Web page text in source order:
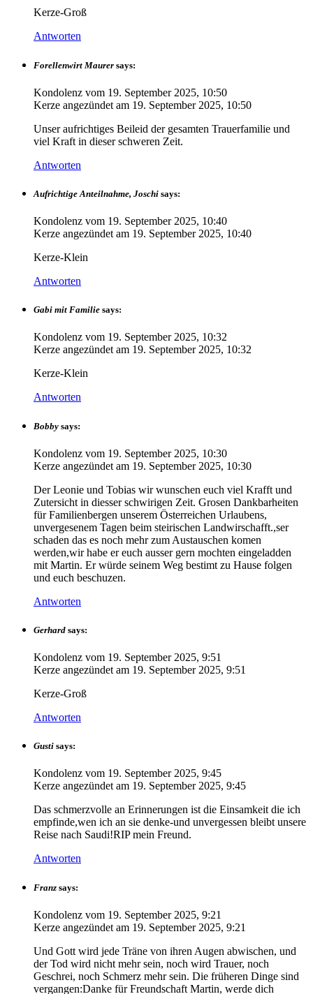
Kerze-Groß
Antworten
Forellenwirt Maurer says:
Kondolenz vom 19. September 2025, 10:50
Kerze angezündet am 19. September 2025, 10:50
Unser aufrichtiges Beileid der gesamten Trauerfamilie und
viel Kraft in dieser schweren Zeit.
Antworten
Aufrichtige Anteilnahme, Joschi says:
Kondolenz vom 19. September 2025, 10:40
Kerze angezündet am 19. September 2025, 10:40
Kerze-Klein
Antworten
Gabi mit Familie says:
Kondolenz vom 19. September 2025, 10:32
Kerze angezündet am 19. September 2025, 10:32
Kerze-Klein
Antworten
Bobby says:
Kondolenz vom 19. September 2025, 10:30
Kerze angezündet am 19. September 2025, 10:30
Der Leonie und Tobias wir wunschen euch viel Krafft und
Zutersicht in diesser schwirigen Zeit. Grosen Dankbarheiten
für Familienbergen unserem Österreichen Urlaubens,
unvergesenem Tagen beim steirischen Landwirschafft.,ser
schaden das es noch mehr zum Austauschen komen
werden,wir habe er euch ausser gern mochten eingeladden
mit Martin. Er würde seinem Weg bestimt zu Hause folgen
und euch beschuzen.
Antworten
Gerhard says:
Kondolenz vom 19. September 2025, 9:51
Kerze angezündet am 19. September 2025, 9:51
Kerze-Groß
Antworten
Gusti says:
Kondolenz vom 19. September 2025, 9:45
Kerze angezündet am 19. September 2025, 9:45
Das schmerzvolle an Erinnerungen ist die Einsamkeit die ich
empfinde,wen ich an sie denke-und unvergessen bleibt unsere
Reise nach Saudi!RIP mein Freund.
Antworten
Franz says:
Kondolenz vom 19. September 2025, 9:21
Kerze angezündet am 19. September 2025, 9:21
Und Gott wird jede Träne von ihren Augen abwischen, und
der Tod wird nicht mehr sein, noch wird Trauer, noch
Geschrei, noch Schmerz mehr sein. Die früheren Dinge sind
vergangen:Danke für Freundschaft Martin, werde dich